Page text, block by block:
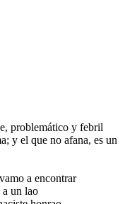
problemático y febril
y el que no afana, es un
a encontrar
a un lao